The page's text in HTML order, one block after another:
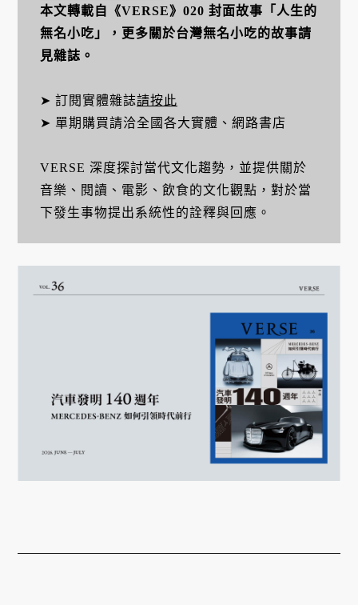
本文轉載自《VERSE》020 封面故事「人生的
無名小吃」，更多關於台灣無名小吃的故事請
見雜誌。
➤ 訂閱實體雜誌請按此
➤ 單期購買請洽全國各大實體、網路書店
VERSE 深度探討當代文化趨勢，並提供關於
音樂、閱讀、電影、飲食的文化觀點，對於當
下發生事物提出系統性的詮釋與回應。